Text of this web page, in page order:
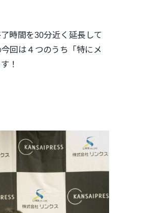
時間を30分近く延長して
回は４つのうち「特にメ
！